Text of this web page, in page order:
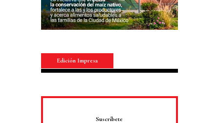
Edición Impresa